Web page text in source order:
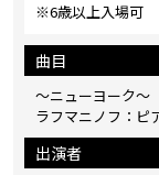
※6歳以上入場可
曲目
～ニューヨーク～
ラフマニノフ：ピ
出演者